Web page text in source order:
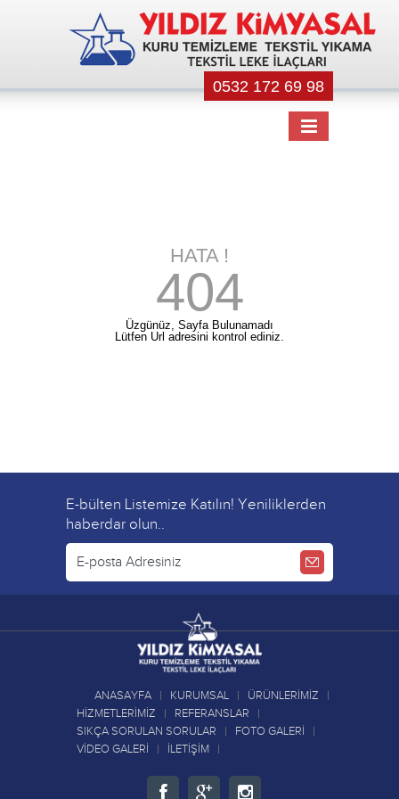
0532 172 69 98
HATA !
404
Üzgünüz, Sayfa Bulunamadı
Lütfen Url adresini kontrol ediniz.
E-bülten Listemize Katılın! Yeniliklerden
haberdar olun..
ANASAYFA KURUMSAL
ÜRÜNLERİMİZ
HİZMETLERİMİZ
REFERANSLAR
SIKÇA SORULAN SORULAR
FOTO GALERİ
VİDEO GALERİ
İLETİŞİM